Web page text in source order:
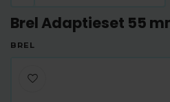
Brel Adaptieset 55
BREL